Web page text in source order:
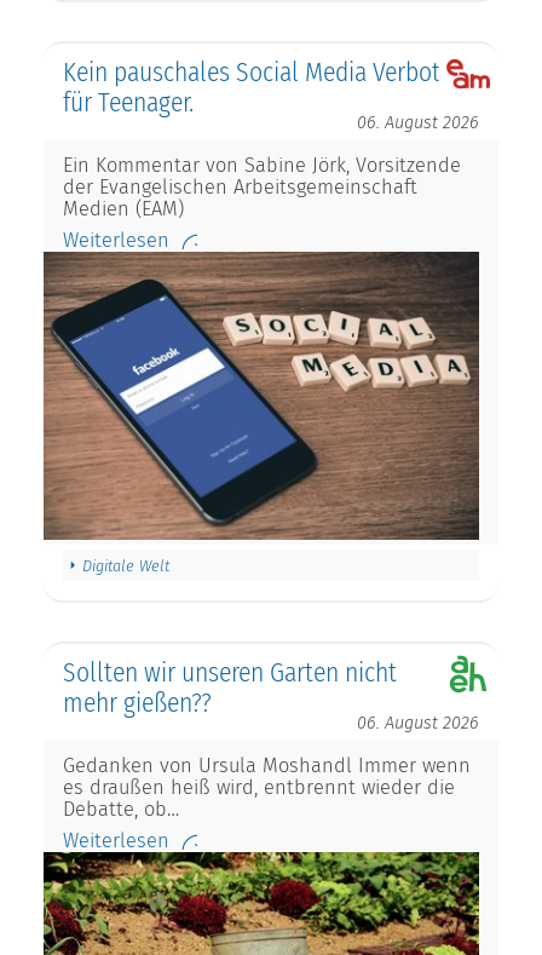
Kein pauschales Social Media Verbot
für Teenager.
06. August 2026
Ein Kommentar von Sabine Jörk, Vorsitzende
der Evangelischen Arbeitsgemeinschaft
Medien (EAM)
Weiterlesen
Digitale Welt
Sollten wir unseren Garten nicht
mehr gießen??
06. August 2026
Gedanken von Ursula Moshandl Immer wenn
es draußen heiß wird, entbrennt wieder die
Debatte, ob…
Weiterlesen